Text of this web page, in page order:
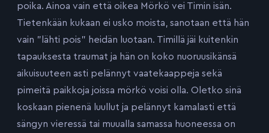
poika. Ainoa vain että oikea Mörkö vei Timin isän.
Tietenkään kukaan ei usko moista, sanotaan että hän
vain ”lähti pois” heidän luotaan. Timillä jäi kuitenkin
tapauksesta traumat ja hän on koko nuoruusikänsä
aikuisuuteen asti pelännyt vaatekaappeja sekä
pimeitä paikkoja joissa mörkö voisi olla. Oletko sinä
koskaan pienenä luullut ja pelännyt kamalasti että
sängyn vieressä tai muualla samassa huoneessa on